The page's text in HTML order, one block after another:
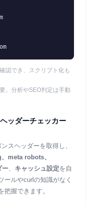
認でき、スクリプト化も
。分析やSEO判定は手動
ッダーチェッカー
スヘッダーを取得し、
meta robots、
ー、 キャッシュ設定を自
ールやcurlの知識がなく
握できます。